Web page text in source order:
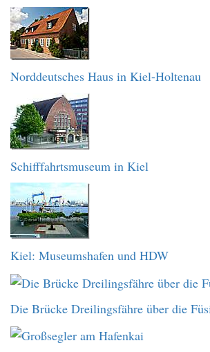
Norddeutsches Haus in Kiel-Holtenau
Schifffahrtsmuseum in Kiel
Kiel: Museumshafen und HDW
Die Brücke Dreilingsfähre über die